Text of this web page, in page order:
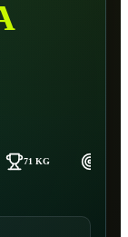
71 KG